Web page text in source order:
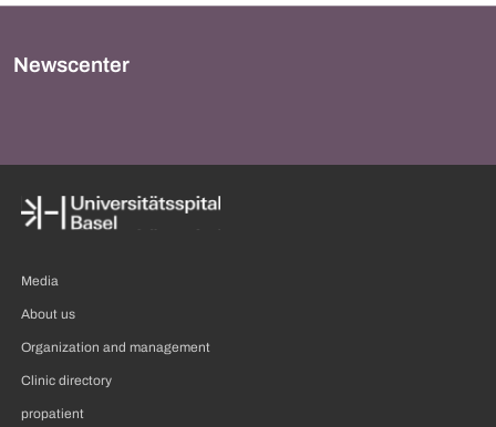
Newscenter
Media
About us
Organization and management
Clinic directory
propatient